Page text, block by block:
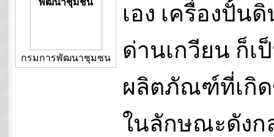
กรมการพัฒนาชุมชน
เอง เครื่องปั้นดิ
ด่านเกวียน ก็เ
ผลิตภัณฑ์ที่เกิ
ในลักษณะดังก